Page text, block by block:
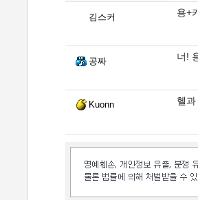
김스커 용+
공짜 너!
Kuonn 헬